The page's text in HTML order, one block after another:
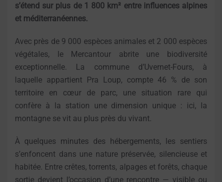
s’étend sur plus de 1 800 km² entre influences alpines
et méditerranéennes.
Avec près de 9 000 espèces animales et 2 000 espèces
végétales, le Mercantour abrite une biodiversité
exceptionnelle. La commune d’Uvernet-Fours, à
laquelle appartient Pra Loup, compte 46 % de son
territoire en cœur de parc, une situation rare qui
confère à la station une dimension unique : ici, la
montagne se vit au plus près du vivant.
À quelques minutes des hébergements, les sentiers
s’enfoncent dans une nature préservée, silencieuse et
habitée. Entre crêtes, torrents, alpages et forêts, chaque
sortie devient l’occasion d’une rencontre — visible ou